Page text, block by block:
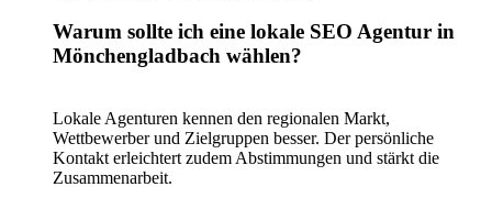
Warum sollte ich eine lokale SEO Agentur in
Mönchengladbach wählen?
Lokale Agenturen kennen den regionalen Markt,
Wettbewerber und Zielgruppen besser. Der persönliche
Kontakt erleichtert zudem Abstimmungen und stärkt die
Zusammenarbeit.